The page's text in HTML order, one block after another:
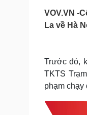
Pháp luật
Vụ án
Sức khỏe
Cây thuốc
VOV.VN -
La về Hà
Trước đó,
TKTS
phạm chạy